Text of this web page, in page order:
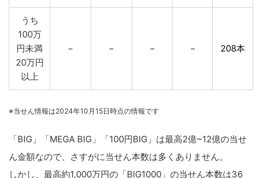
うち
100万
円未満
20万円
以上
－ － － － 208本
※当せん情報は2024年10月15日時点の情報です
「BIG」「MEGA BIG」「100円BIG」は最高2億~12億の当せ
ん金額なので、さすがに当せん本数は多くありません。
しかし、最高約1,000万円の「BIG1000」の当せん本数は36